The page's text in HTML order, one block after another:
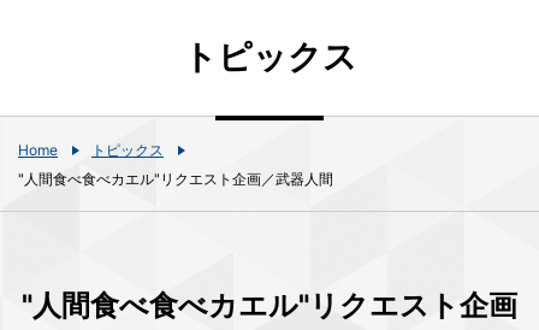
トピックス
Home
トピックス
"人間食べ食べカエル"リクエスト企画／武器人間
"人間食べ食べカエル"リクエスト企画